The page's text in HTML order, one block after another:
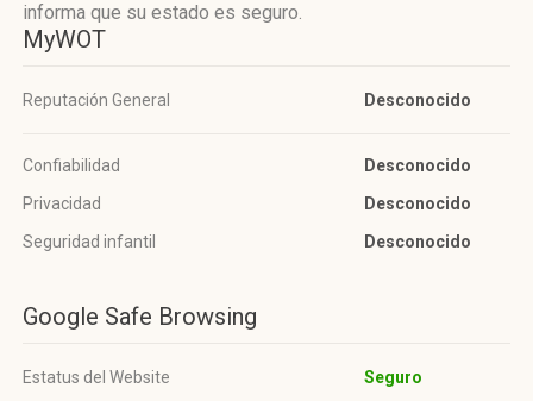
informa que su estado es seguro.
MyWOT
Reputación General Desconocido
Confiabilidad
Desconocido
Privacidad
Desconocido
Seguridad infantil
Desconocido
Google Safe Browsing
Estatus del Website Seguro